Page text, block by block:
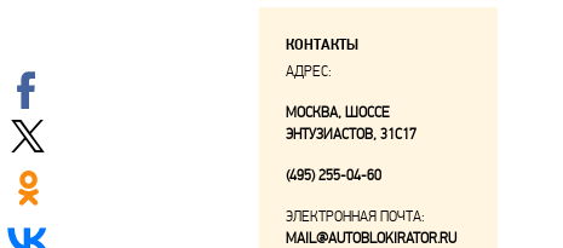
КОНТАКТЫ
АДРЕС:
МОСКВА, ШОССЕ
ЭНТУЗИАСТОВ, 31С17
(495) 255-04-60
ЭЛЕКТРОННАЯ ПОЧТА:
MAIL@AUTOBLOKIRATOR.RU